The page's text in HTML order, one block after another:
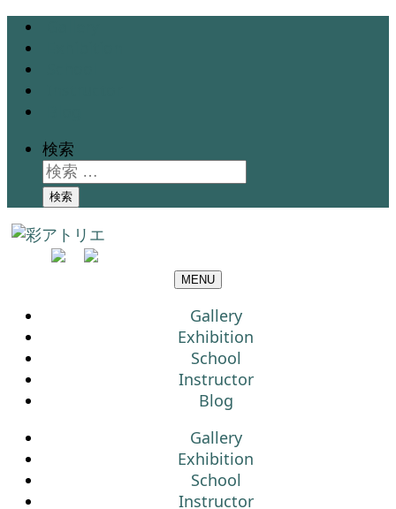
検索
検索
MENU
Gallery
Exhibition
School
Instructor
Blog
Gallery
Exhibition
School
Instructor